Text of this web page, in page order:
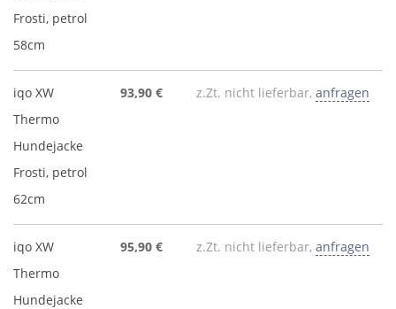
Frosti, petrol
58cm
iqo XW
Thermo
Hundejacke
Frosti, petrol
62cm
93,90 € z.Zt. nicht lieferbar, anfragen
iqo XW
Thermo
Hundejacke
95,90 € z.Zt. nicht lieferbar, anfragen